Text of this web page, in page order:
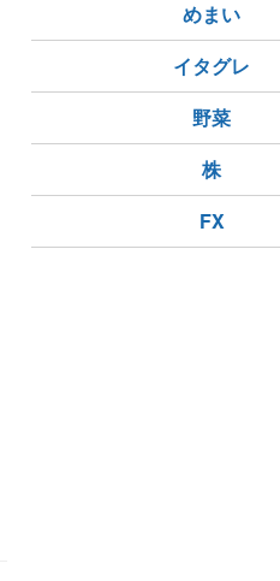
めまい
イタグレ
野菜
株
FX